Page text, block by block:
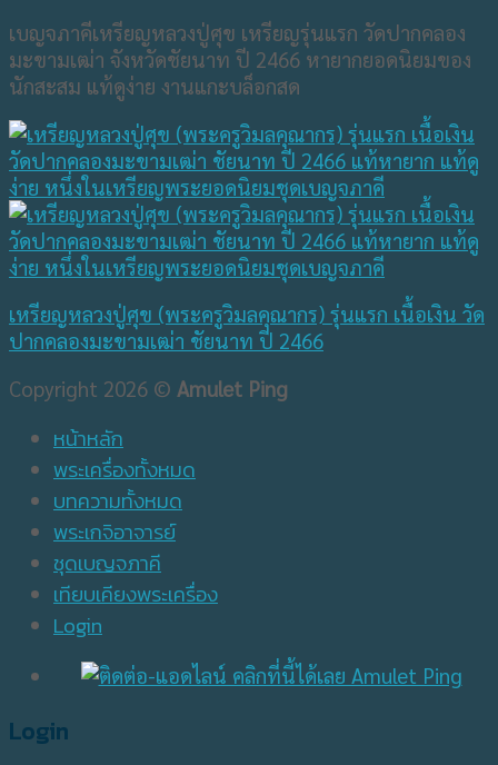
เบญจภาคีเหรียญหลวงปู่ศุข เหรียญรุ่นแรก วัดปากคลอง
มะขามเฒ่า จังหวัดชัยนาท ปี 2466 หายากยอดนิยมของ
นักสะสม แท้ดูง่าย งานแกะบล็อกสด
เหรียญหลวงปู่ศุข (พระครูวิมลคุณากร) รุ่นแรก เนื้อเงิน วัด
ปากคลองมะขามเฒ่า ชัยนาท ปี 2466
Copyright 2026 © Amulet Ping
หน้าหลัก
พระเครื่องทั้งหมด
บทความทั้งหมด
พระเกจิอาจารย์
ชุดเบญจภาคี
เทียบเคียงพระเครื่อง
Login
Login